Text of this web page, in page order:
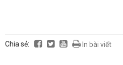
Chia sẻ: In bài viết